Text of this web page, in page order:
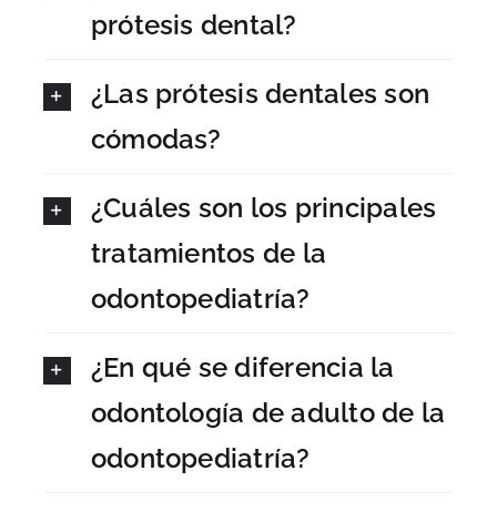
prótesis dental?
¿Las prótesis dentales son
cómodas?
¿Cuáles son los principales
tratamientos de la
odontopediatría?
¿En qué se diferencia la
odontología de adulto de la
odontopediatría?